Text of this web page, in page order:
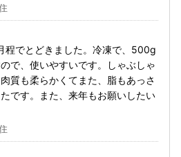
程でとどきました。冷凍で、500g
で、使いやすいです。しゃぶしゃ
質も柔らかくてまた、脂もあっさ
です。また、来年もお願いしたい